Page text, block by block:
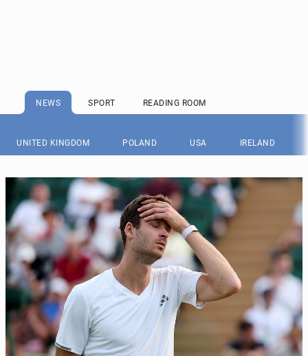
NEWS SPORT READING ROOM
UNITED KINGDOM POLAND USA IRELAND